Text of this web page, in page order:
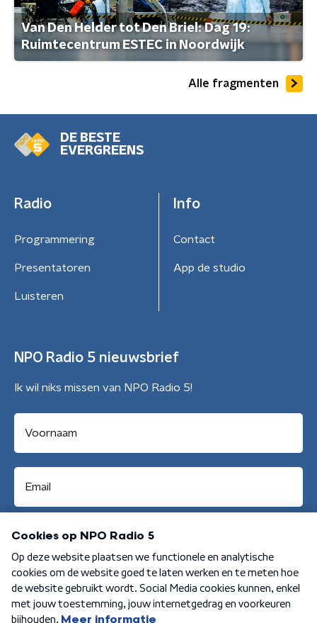
Van Den Helder tot Den Briel: Dag 19:
Ruimtecentrum ESTEC in Noordwijk
Alle fragmenten
DE BESTE
EVERGREENS
Radio
Programmering
Presentatoren
Luisteren
Info
Contact
App de studio
NPO Radio 5 nieuwsbrief
Ik wil niks missen van NPO Radio 5!
Aanmelden
Algemene voorwaarden Privacybeleid